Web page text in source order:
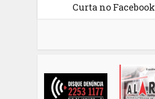
Curta no Facebook